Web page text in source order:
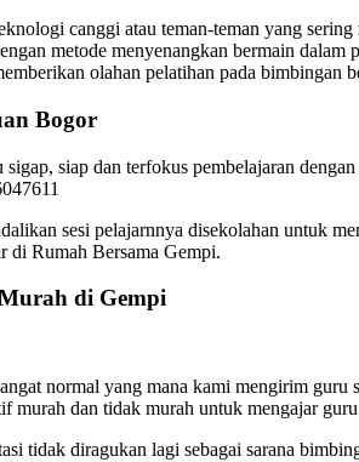
canggi atau teman-teman yang
metode menyenangkan bermain
olahan pelatihan pada
Bogor
siap dan terfokus pembelajaran
sesi pelajarnnya disekolahan untuk
di Rumah Bersama Gempi.
di Gempi
normal yang mana kami mengirim
dan tidak murah untuk mengajar
tidak diragukan lagi sebagai sarana